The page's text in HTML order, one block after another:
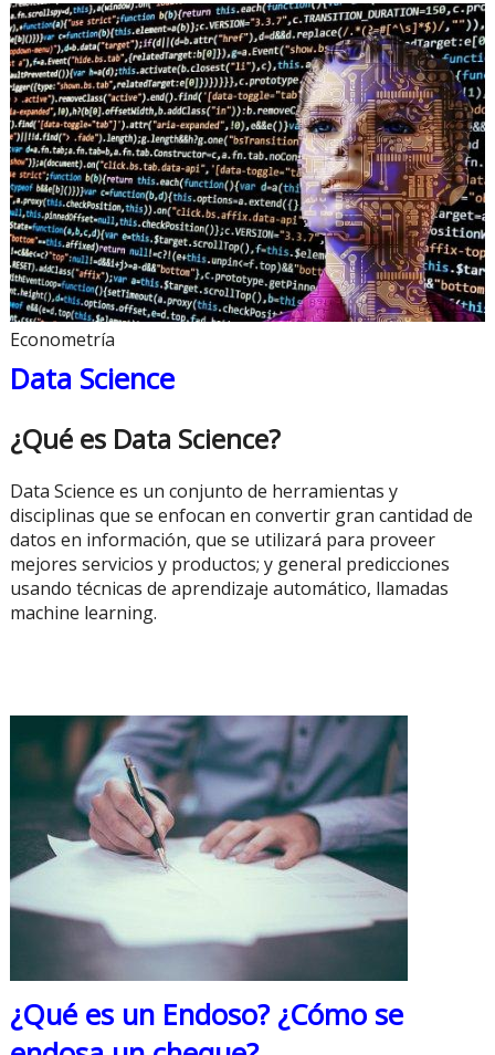
Econometría
Data Science
¿Qué es Data Science?
Data Science es un conjunto de herramientas y
disciplinas que se enfocan en convertir gran cantidad de
datos en información, que se utilizará para proveer
mejores servicios y productos; y general predicciones
usando técnicas de aprendizaje automático, llamadas
machine learning.
¿Qué es un Endoso? ¿Cómo se